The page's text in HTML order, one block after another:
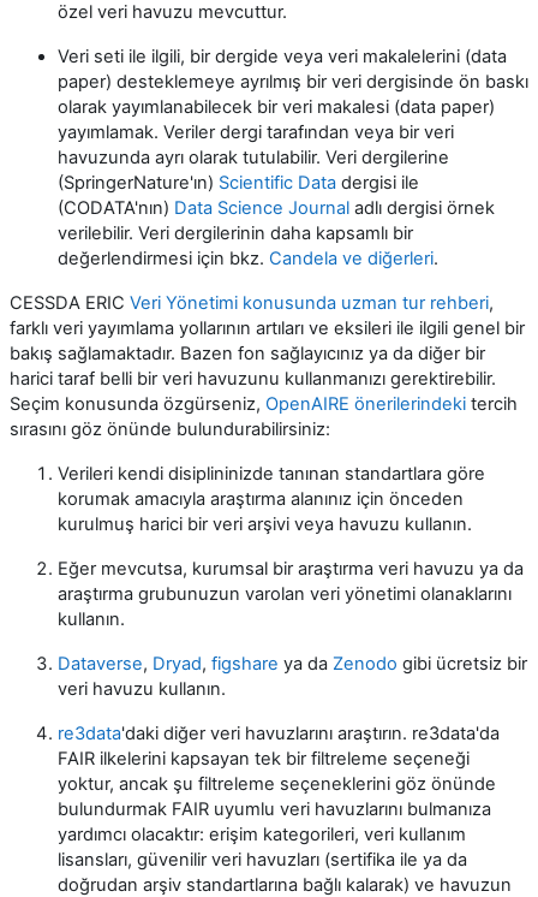
özel veri havuzu mevcuttur.
Veri seti ile ilgili, bir dergide veya veri makalelerini (data
paper) desteklemeye ayrılmış bir veri dergisinde ön baskı
olarak yayımlanabilecek bir veri makalesi (data paper)
yayımlamak. Veriler dergi tarafından veya bir veri
havuzunda ayrı olarak tutulabilir. Veri dergilerine
(SpringerNature'ın) Scientific Data dergisi ile
(CODATA'nın) Data Science Journal adlı dergisi örnek
verilebilir. Veri dergilerinin daha kapsamlı bir
değerlendirmesi için bkz. Candela ve diğerleri.
CESSDA ERIC Veri Yönetimi konusunda uzman tur rehberi,
farklı veri yayımlama yollarının artıları ve eksileri ile ilgili genel bir
bakış sağlamaktadır. Bazen fon sağlayıcınız ya da diğer bir
harici taraf belli bir veri havuzunu kullanmanızı gerektirebilir.
Seçim konusunda özgürseniz, OpenAIRE önerilerindeki tercih
sırasını göz önünde bulundurabilirsiniz:
Verileri kendi disiplininizde tanınan standartlara göre
korumak amacıyla araştırma alanınız için önceden
kurulmuş harici bir veri arşivi veya havuzu kullanın.
Eğer mevcutsa, kurumsal bir araştırma veri havuzu ya da
araştırma grubunuzun varolan veri yönetimi olanaklarını
kullanın.
Dataverse, Dryad, figshare ya da Zenodo gibi ücretsiz bir
veri havuzu kullanın.
re3data'daki diğer veri havuzlarını araştırın. re3data'da
FAIR ilkelerini kapsayan tek bir filtreleme seçeneği
yoktur, ancak şu filtreleme seçeneklerini göz önünde
bulundurmak FAIR uyumlu veri havuzlarını bulmanıza
yardımcı olacaktır: erişim kategorileri, veri kullanım
lisansları, güvenilir veri havuzları (sertifika ile ya da
doğrudan arşiv standartlarına bağlı kalarak) ve havuzun